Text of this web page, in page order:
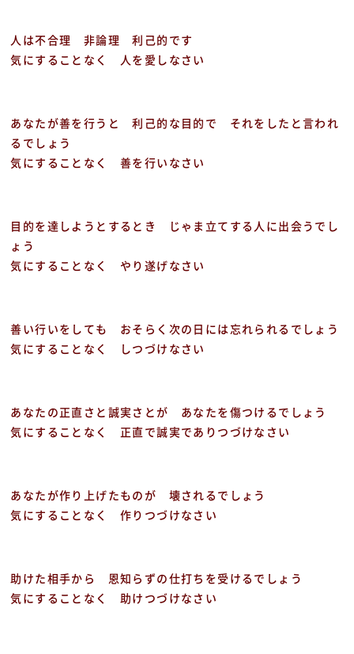
人は不合理 非論理 利己的です
気にすることなく 人を愛しなさい
あなたが善を行うと 利己的な目的で それをしたと言われ
るでしょう
気にすることなく 善を行いなさい
目的を達しようとするとき じゃま立てする人に出会うでし
ょう
気にすることなく やり遂げなさい
善い行いをしても おそらく次の日には忘れられるでしょう
気にすることなく しつづけなさい
あなたの正直さと誠実さとが あなたを傷つけるでしょう
気にすることなく 正直で誠実でありつづけなさい
あなたが作り上げたものが 壊されるでしょう
気にすることなく 作りつづけなさい
助けた相手から 恩知らずの仕打ちを受けるでしょう
気にすることなく 助けつづけなさい